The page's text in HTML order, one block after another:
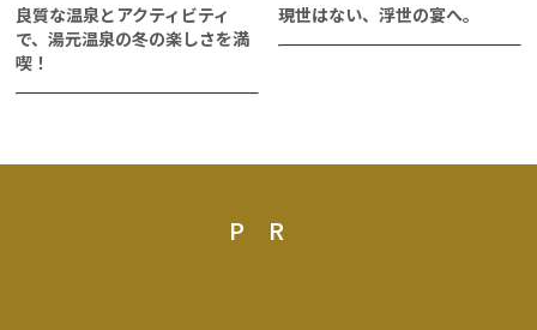
良質な温泉とアクティビティ
で、湯元温泉の冬の楽しさを満
喫！
現世はない、浮世の宴へ。
PR